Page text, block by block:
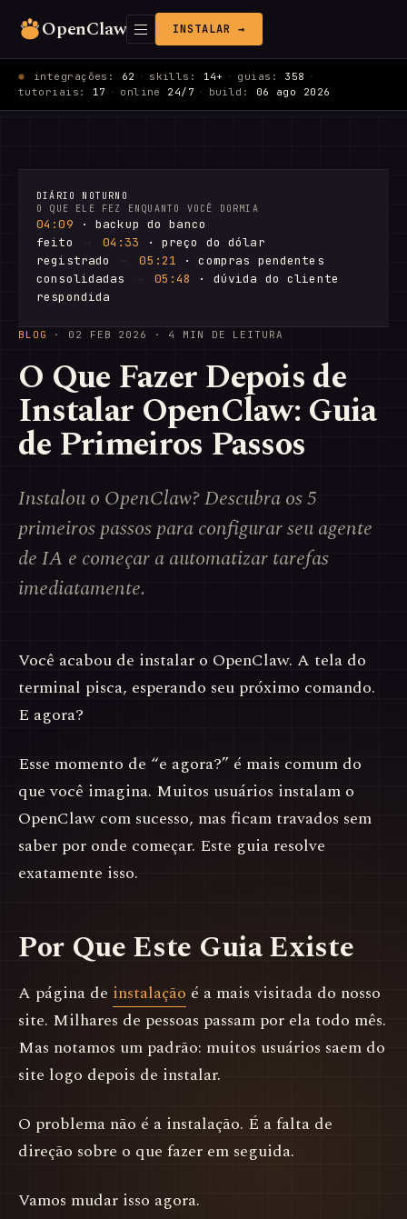
OpenClaw INSTALAR →
integrações: 62 · skills: 14+ · guias: 358 ·
tutoriais: 17 · online 24/7 · build: 06 ago 2026
DIÁRIO NOTURNO
O QUE ELE FEZ ENQUANTO VOCÊ DORMIA
04:09 · backup do banco
feito
04:33 · preço do dólar
registrado
05:21 · compras pendentes
consolidadas
05:48
· dúvida do cliente
respondida
BLOG · 02 FEB 2026 · 4 MIN DE LEITURA
O Que Fazer Depois de
Instalar OpenClaw: Guia
de Primeiros Passos
Instalou o OpenClaw? Descubra os 5
primeiros passos para configurar seu agente
de IA e começar a automatizar tarefas
imediatamente.
Você acabou de instalar o OpenClaw. A tela do
terminal pisca, esperando seu próximo comando.
E agora?
Esse momento de “e agora?” é mais comum do
que você imagina. Muitos usuários instalam o
OpenClaw com sucesso, mas ficam travados sem
saber por onde começar. Este guia resolve
exatamente isso.
Por Que Este Guia Existe
A página de instalação é a mais visitada do nosso
site. Milhares de pessoas passam por ela todo mês.
Mas notamos um padrão: muitos usuários saem do
site logo depois de instalar.
O problema não é a instalação. É a falta de
direção sobre o que fazer em seguida.
Vamos mudar isso agora.